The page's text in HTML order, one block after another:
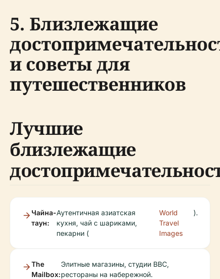
5. Близлежащие
и советы для
путешественников
Лучшие
близлежащие
Чайна-
таун:
Аутентичная азиатская
кухня, чай с шариками,
пекарни (
World
Travel
Images
).
The
Mailbox:
Элитные магазины, студии BBC,
рестораны на набережной.